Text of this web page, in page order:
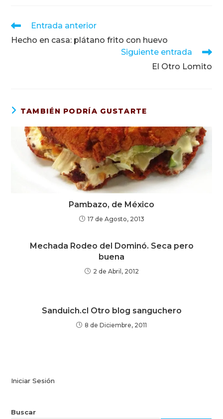
Leer
artículos
Entrada anterior
Hecho en casa: plátano frito con huevo
Siguiente entrada
El Otro Lomito
TAMBIÉN PODRÍA GUSTARTE
Pambazo, de México
17 de Agosto, 2013
Mechada Rodeo del Dominó. Seca pero
buena
2 de Abril, 2012
Sanduich.cl Otro blog sanguchero
8 de Diciembre, 2011
Iniciar Sesión
Buscar